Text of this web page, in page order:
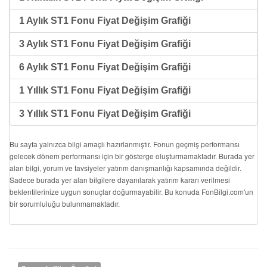
1 Aylık ST1 Fonu Fiyat Değişim Grafiği
3 Aylık ST1 Fonu Fiyat Değişim Grafiği
6 Aylık ST1 Fonu Fiyat Değişim Grafiği
1 Yıllık ST1 Fonu Fiyat Değişim Grafiği
3 Yıllık ST1 Fonu Fiyat Değişim Grafiği
Bu sayfa yalnızca bilgi amaçlı hazırlanmıştır. Fonun geçmiş performansı
gelecek dönem performansı için bir gösterge oluşturmamaktadır. Burada yer
alan bilgi, yorum ve tavsiyeler yatırım danışmanlığı kapsamında değildir.
Sadece burada yer alan bilgilere dayanılarak yatırım kararı verilmesi
beklentilerinize uygun sonuçlar doğurmayabilir. Bu konuda FonBilgi.com'un
bir sorumluluğu bulunmamaktadır.